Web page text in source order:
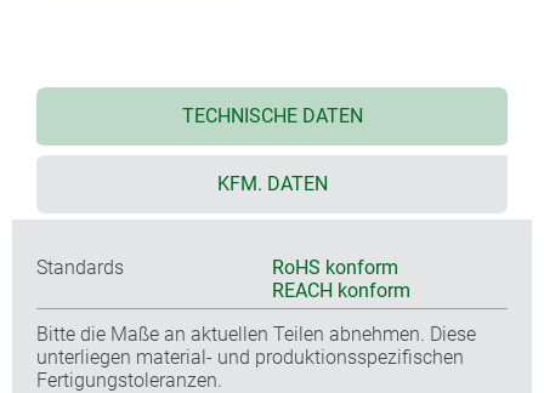
TECHNISCHE DATEN
KFM. DATEN
Standards
RoHS konform
REACH konform
Bitte die Maße an aktuellen Teilen abnehmen. Diese
unterliegen material- und produktionsspezifischen
Fertigungstoleranzen.